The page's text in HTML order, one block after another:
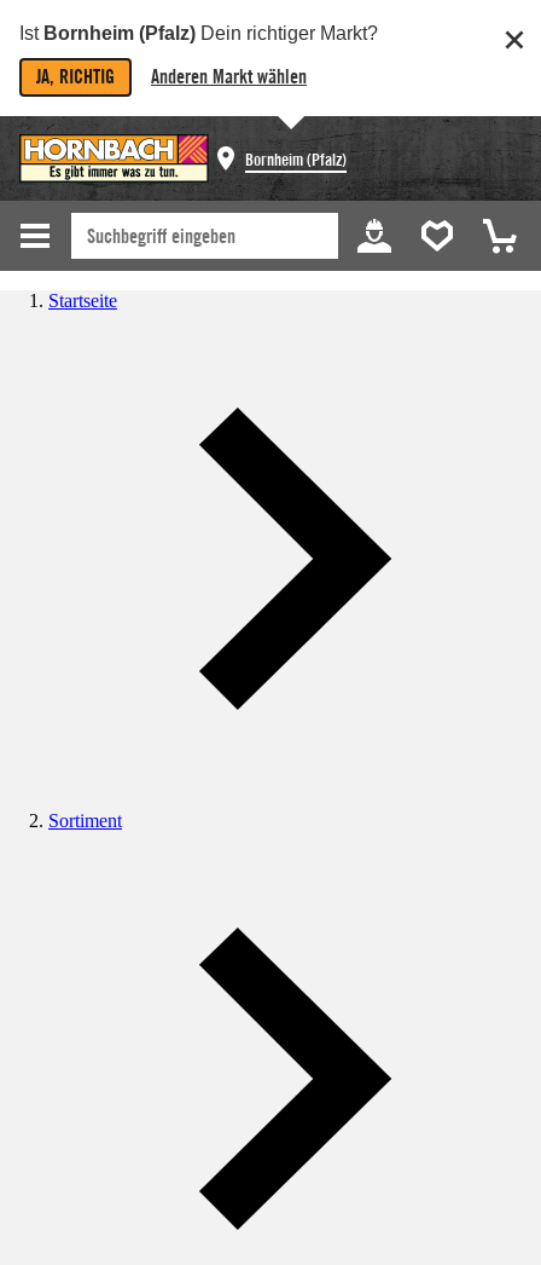
Ist Bornheim (Pfalz) Dein richtiger Markt?
JA, RICHTIG Anderen Markt wählen
Bornheim (Pfalz)
Startseite
Sortiment